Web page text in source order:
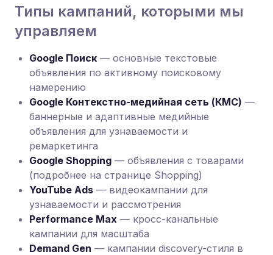
Типы кампаний, которыми мы
управляем
Google Поиск — основные текстовые
объявления по активному поисковому
намерению
Google Контекстно-медийная сеть (КМС) —
баннерные и адаптивные медийные
объявления для узнаваемости и
ремаркетинга
Google Shopping — объявления с товарами
(подробнее на странице Shopping)
YouTube Ads — видеокампании для
узнаваемости и рассмотрения
Performance Max — кросс-канальные
кампании для масштаба
Demand Gen — кампании discovery-стиля в